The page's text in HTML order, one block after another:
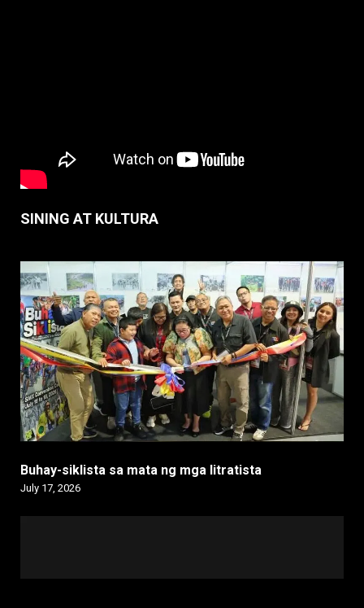
SINING AT KULTURA
Buhay-siklista sa mata ng mga litratista
July 17, 2026